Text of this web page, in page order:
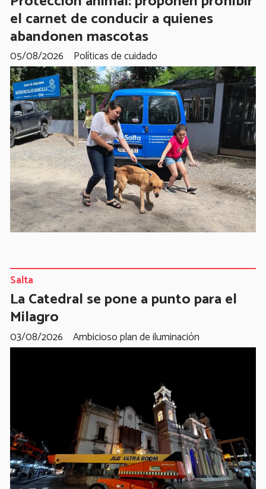
el carnet de conducir a quienes
abandonen mascotas
Políticas de cuidado
05/08/2026
La Catedral se pone a punto para el
Milagro
Ambicioso plan de iluminación
Salta
03/08/2026